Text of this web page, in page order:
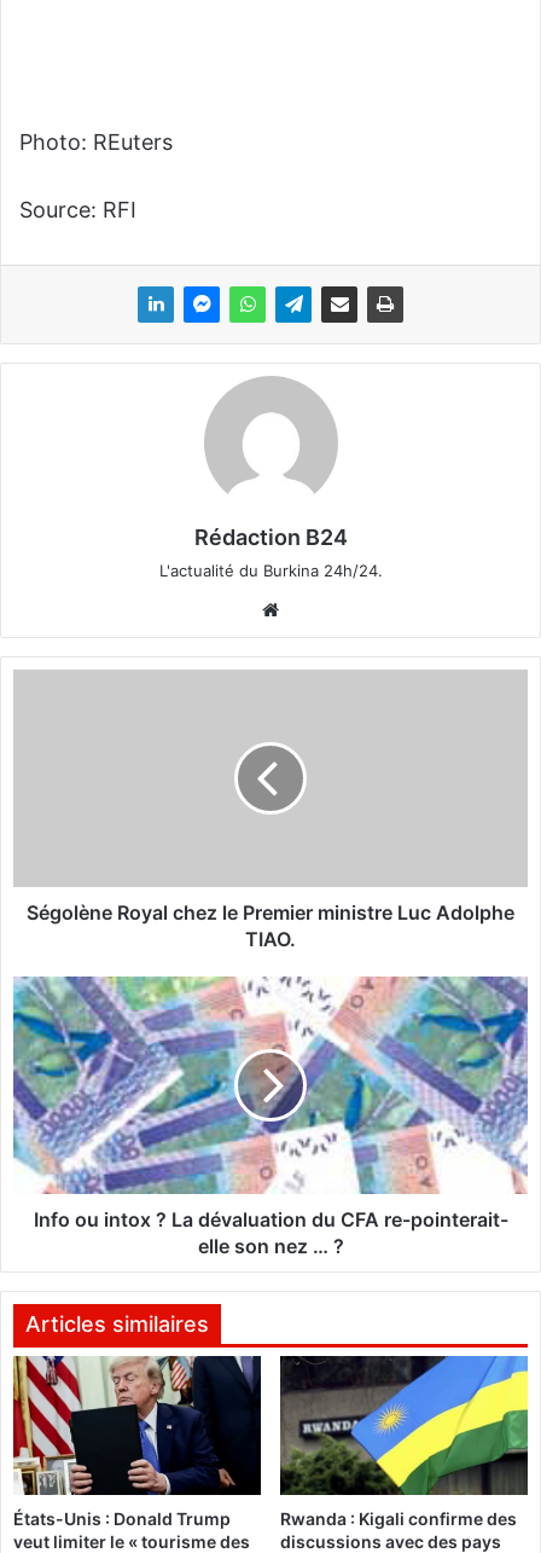
Photo: REuters
Source: RFI
Rédaction B24
L'actualité du Burkina 24h/24.
bsi
te
R
l
c
h
e
z
l
e
P
e
i
n
s
t
e
L
Ségolène Royal chez le Premier ministre Luc Adolphe
TIAO.
I
n
o
o
u
i
n
?
L
d
é
v
a
u
t
i
Info ou intox ? La dévaluation du CFA re-pointerait-
elle son nez … ?
Articles similaires
États-Unis : Donald Trump
veut limiter le « tourisme des
Rwanda : Kigali confirme des
discussions avec des pays